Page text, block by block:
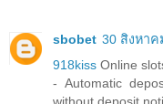
sbobet 30 สิงหาค
918kiss Online
- Automatic
without deposit